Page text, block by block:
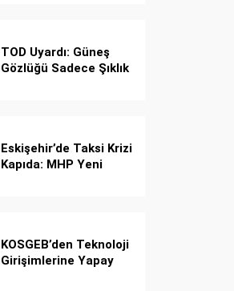
TOD Uyardı: Güneş
Gözlüğü Sadece Şıklık
Eskişehir’de Taksi Krizi
Kapıda: MHP Yeni
KOSGEB’den Teknoloji
Girişimlerine Yapay